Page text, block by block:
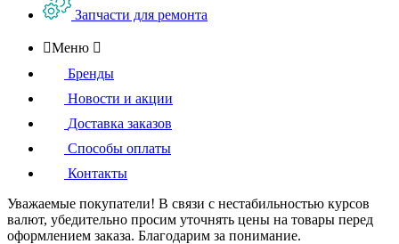
Запчасти для ремонта
Меню 
Бренды
Новости и акции
Доставка заказов
Способы оплаты
Контакты
Уважаемые покупатели! В связи с нестабильностью курсов
валют, убедительно просим уточнять цены на товары перед
оформлением заказа. Благодарим за понимание.